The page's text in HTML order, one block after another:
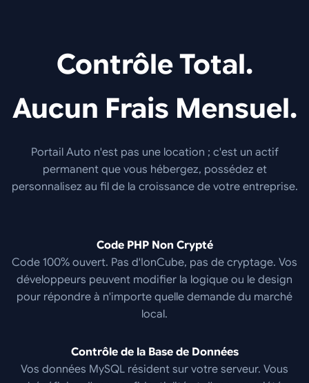
Contrôle Total.
Aucun Frais Mensuel.
Portail Auto n'est pas une location ; c'est un actif
permanent que vous hébergez, possédez et
personnalisez au fil de la croissance de votre entreprise.
Code PHP Non Crypté
Code 100% ouvert. Pas d'IonCube, pas de cryptage. Vos
développeurs peuvent modifier la logique ou le design
pour répondre à n'importe quelle demande du marché
local.
Contrôle de la Base de Données
Vos données MySQL résident sur votre serveur. Vous